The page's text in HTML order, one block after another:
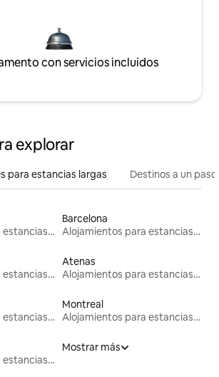
con servicios incluidos
explorar
para estancias largas Destinos a un
Alojamientos para estancias largas
Barcelona
Alojamientos para estancias largas
Alojamientos para estancias largas
Atenas
Alojamientos para estancias largas
Alojamientos para estancias largas
Montreal
Alojamientos para estancias largas
Alojamientos para estancias largas
Mostrar más